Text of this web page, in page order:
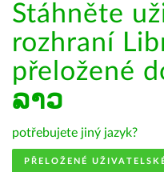
Stáhněte
rozhraní
přeložené
ລາວ
potřebujete jiný jazyk?
PŘELOŽENÉ